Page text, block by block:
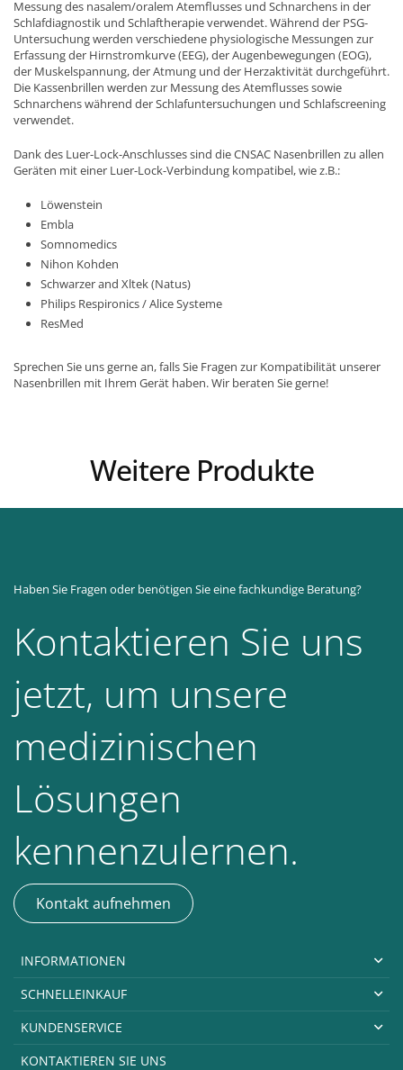
Messung des nasalem/oralem Atemflusses und Schnarchens in der
Schlafdiagnostik und Schlaftherapie verwendet. Während der PSG-
Untersuchung werden verschiedene physiologische Messungen zur
Erfassung der Hirnstromkurve (EEG), der Augenbewegungen (EOG),
der Muskelspannung, der Atmung und der Herzaktivität durchgeführt.
Die Kassenbrillen werden zur Messung des Atemflusses sowie
Schnarchens während der Schlafuntersuchungen und Schlafscreening
verwendet.
Dank des Luer-Lock-Anschlusses sind die CNSAC Nasenbrillen zu allen
Geräten mit einer Luer-Lock-Verbindung kompatibel, wie z.B.:
Löwenstein
Embla
Somnomedics
Nihon Kohden
Schwarzer and Xltek (Natus)
Philips Respironics / Alice Systeme
ResMed
Sprechen Sie uns gerne an, falls Sie Fragen zur Kompatibilität unserer
Nasenbrillen mit Ihrem Gerät haben. Wir beraten Sie gerne!
Weitere Produkte
Haben Sie Fragen oder benötigen Sie eine fachkundige Beratung?
Kontaktieren Sie uns
jetzt, um unsere
medizinischen
Lösungen
kennenzulernen.
Kontakt aufnehmen
INFORMATIONEN
SCHNELLEINKAUF
KUNDENSERVICE
KONTAKTIEREN SIE UNS